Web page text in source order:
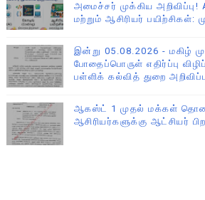
அமைச்சர் முக்கிய
மற்றும் ஆசிரியர் பயிற்சிகள்:
இன்று 05.08.2026 - மகிழ்
போதைப்பொருள் எதிர்ப்பு
பள்ளிக் கல்வித் துறை
ஆகஸ்ட் 1 முதல் மக்கள்
ஆசிரியர்களுக்கு ஆட்சியர்